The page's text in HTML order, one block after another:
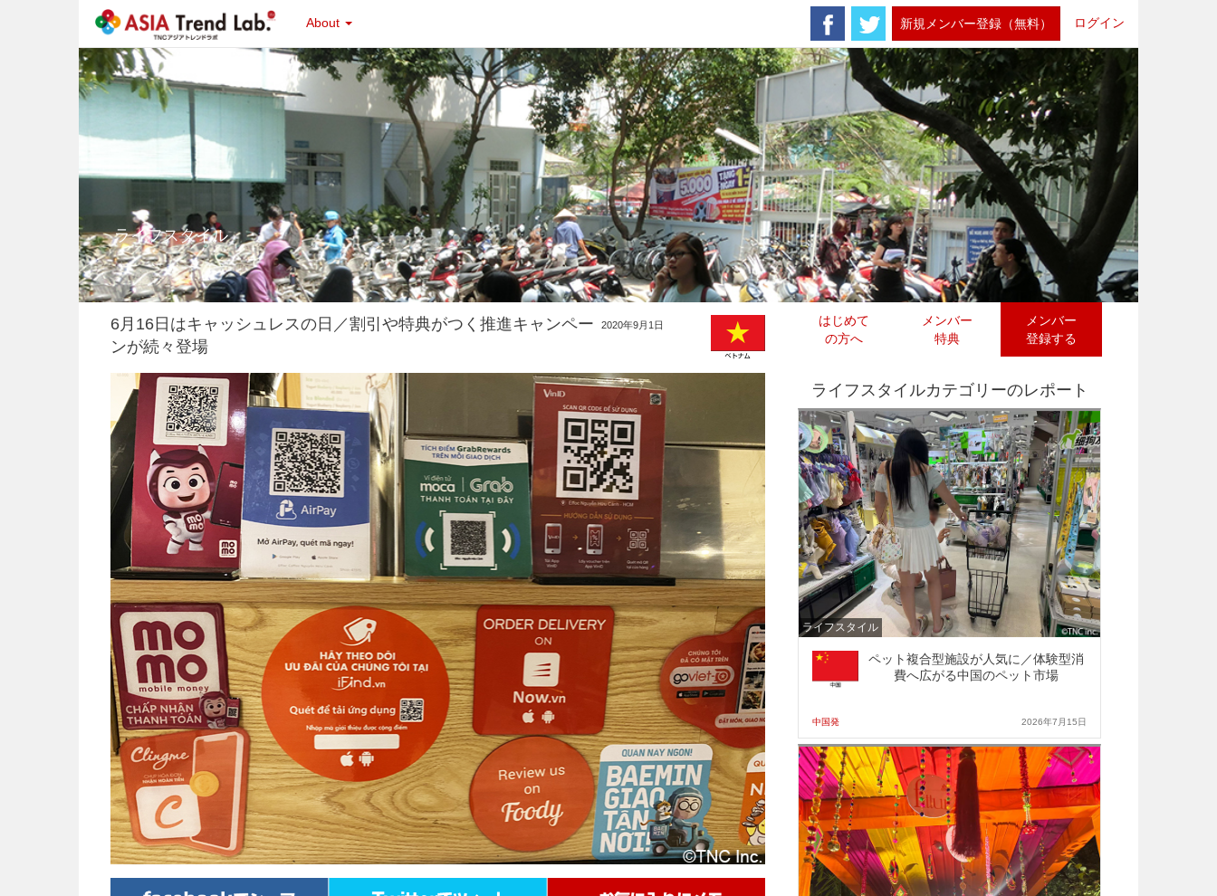
About 新規メンバー登録（無料） ログイン
ライフスタイル
はじめて
の方へ
メンバー
特典
メンバー
登録する
6月16日はキャッシュレスの日／割引や特典がつく推進キャンペー
ンが続々登場
2020年9月1日
ライフスタイルカテゴリーのレポート
ライフスタイル
ペット複合型施設が人気に／体験型消
費へ広がる中国のペット市場
中国発 2026年7月15日